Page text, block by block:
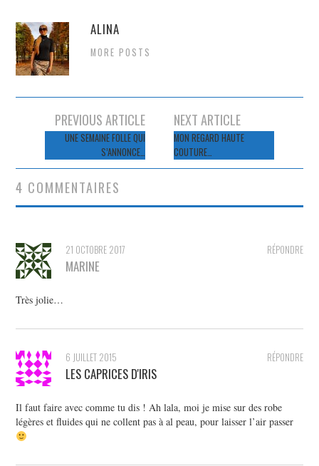
ALINA
MORE POSTS
Navigation
articles
PREVIOUS ARTICLE
UNE SEMAINE FOLLE QUI
S’ANNONCE…
NEXT ARTICLE
MON REGARD HAUTE
COUTURE…
4 COMMENTAIRES
RÉPONDRE
21 OCTOBRE 2017
MARINE
Très jolie…
RÉPONDRE
6 JUILLET 2015
LES CAPRICES D'IRIS
Il faut faire avec comme tu dis ! Ah lala, moi je mise sur des robe
légères et fluides qui ne collent pas à al peau, pour laisser l’air passer